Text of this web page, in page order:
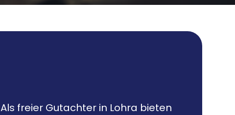
Als freier Gutachter in Lohra bieten